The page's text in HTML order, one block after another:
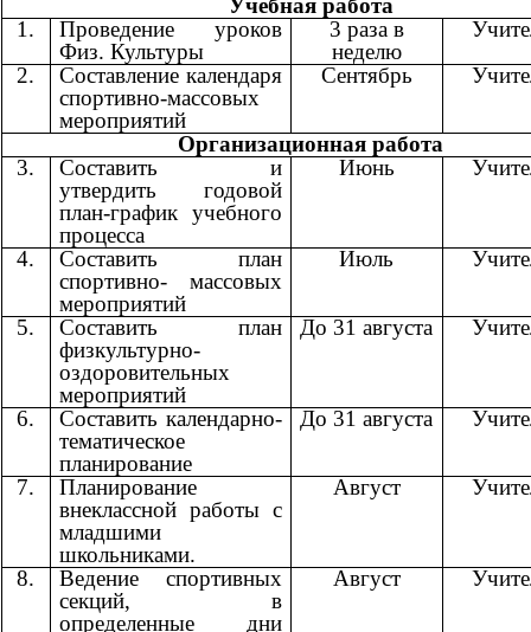
Учебная работа
1.
Проведение уроков
Физ. Культуры
3 раза в
неделю
2.
Составление календаря
спортивно-массовых
мероприятий
Сентябрь
Организационная работа
3.
Составить и
утвердить годовой
план-график учебного
процесса
Июнь
4.
Составить план
спортивно- массовых
мероприятий
Июль
5.
Составить план
физкультурно-
оздоровительных
мероприятий
До 31 августа
6.
Составить календарно-
тематическое
планирование
До 31 августа
7.
Планирование
внеклассной работы с
младшими
школьниками.
Август
8.
Ведение спортивных
секций, в
определенные дни
Август